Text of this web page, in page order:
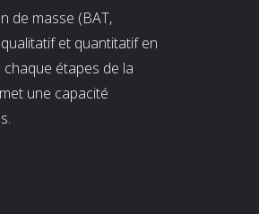
de masse (BAT,
et quantitatif en
étapes de la
une capacité